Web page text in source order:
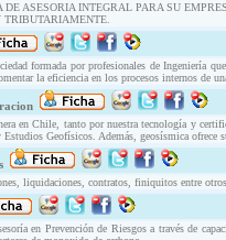
DE ASESORIA INTEGRAL PARA SU
formada por profesionales de Ingeniería
la eficiencia en los procesos internos de
en Chile, tanto por nuestra tecnología y
Estudios Geofísicos. Además, geosísmica
liquidaciones, contratos, finiquitos entre
en Prevención de Riesgos a través de